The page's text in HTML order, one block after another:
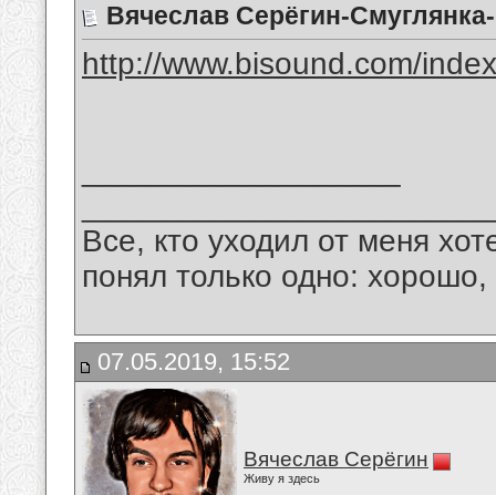
Вячеслав Серёгин-
http://www.bisound.com/
Все, кто уходил от меня
понял только одно:
07.05.2019, 15:52
Вячеслав Серёгин
Живу я здесь